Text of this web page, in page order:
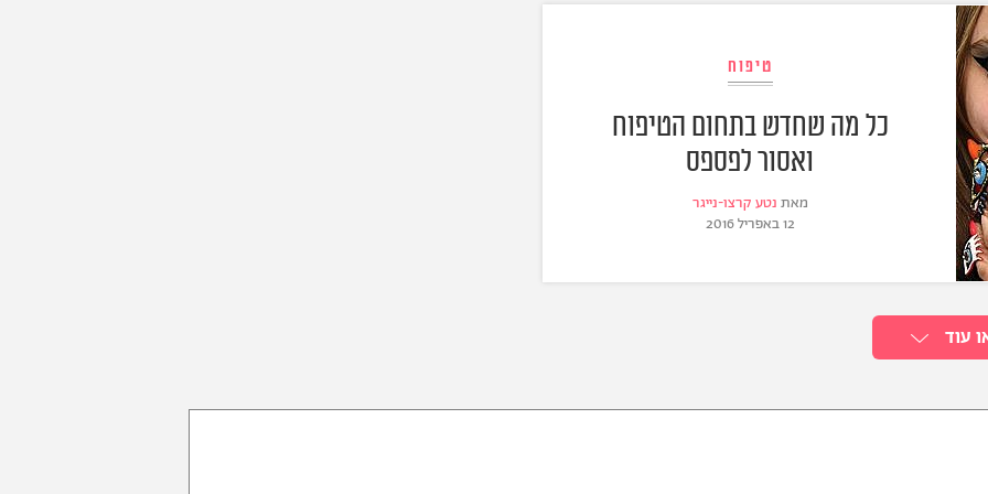
טיפוח
כל מה שחדש בתחום הטיפוח
ואסור לפספס
מאת נטע קרצו-נייגר
12 באפריל 2016
עוד